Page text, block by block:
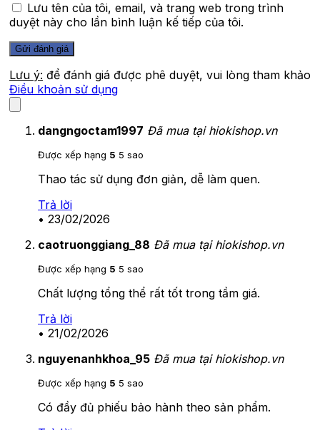
Lưu tên của tôi, email, và trang web trong trình
duyệt này cho lần bình luận kế tiếp của tôi.
Lưu ý: để đánh giá được phê duyệt, vui lòng tham khảo
Điều khoản sử dụng
dangngoctam1997 Đã mua tại hiokishop.vn
Được xếp hạng 5 5 sao
Thao tác sử dụng đơn giản, dễ làm quen.
Trả lời
• 23/02/2026
caotruonggiang_88 Đã mua tại hiokishop.vn
Được xếp hạng 5 5 sao
Chất lượng tổng thể rất tốt trong tầm giá.
Trả lời
• 21/02/2026
nguyenanhkhoa_95 Đã mua tại hiokishop.vn
Được xếp hạng 5 5 sao
Có đầy đủ phiếu bảo hành theo sản phẩm.